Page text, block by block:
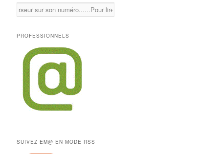
PROFESSIONNELS
SUIVEZ EM@ EN MODE RSS